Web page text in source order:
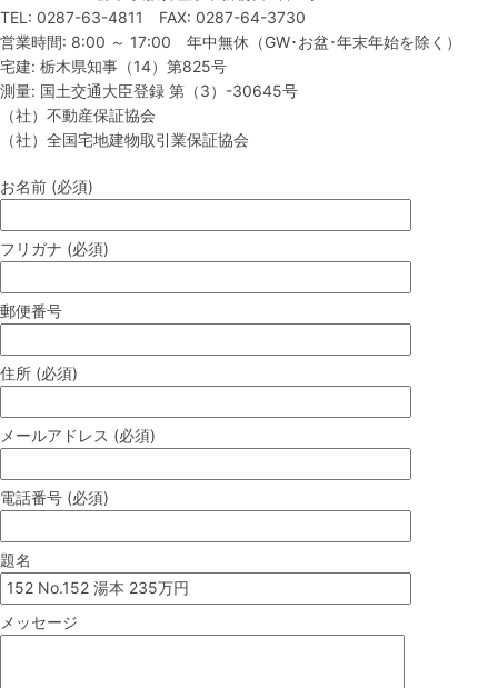
TEL: 0287-63-4811 FAX: 0287-64-3730
営業時間: 8:00 ～ 17:00 年中無休（GW･お盆･年末年始を除く）
宅建: 栃木県知事（14）第825号
測量: 国土交通大臣登録 第（3）-30645号
（社）不動産保証協会
（社）全国宅地建物取引業保証協会
お名前 (必須)
フリガナ (必須)
郵便番号
住所 (必須)
メールアドレス (必須)
電話番号 (必須)
題名
メッセージ